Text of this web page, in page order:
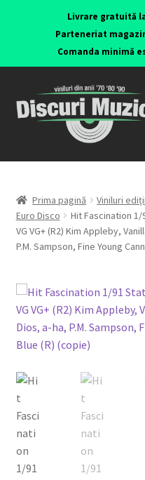
Livrare gratuită
Parteneriat
Comanda minimă
Viniluri ediții originale anii
CD-uri originale
Contact
Echipamente
Listă produse
Contul meu
Blog
Prima pagină Viniluri
Euro Disco
Hit Fascination 1/
VG VG+ (R2) Kim Appleby,
P.M. Sampson, Fine Young